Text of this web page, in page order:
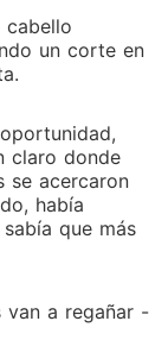
un corte en
claro donde
se acercaron
había
que más
a regañar -